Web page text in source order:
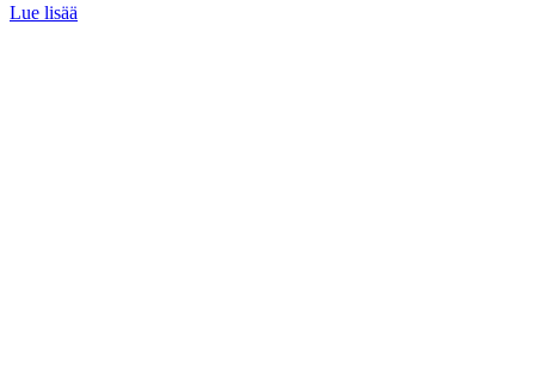
Lue lisää